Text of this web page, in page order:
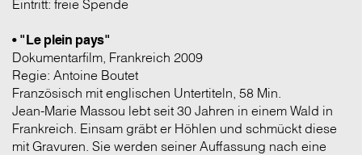
Eintritt: freie Spende
• "Le plein pays"
Dokumentarfilm, Frankreich 2009
Regie: Antoine Boutet
Französisch mit englischen Untertiteln, 58 Min.
Jean-Marie Massou lebt seit 30 Jahren in einem Wald in
Frankreich. Einsam gräbt er Höhlen und schmückt diese
mit Gravuren. Sie werden seiner Auffassung nach eine